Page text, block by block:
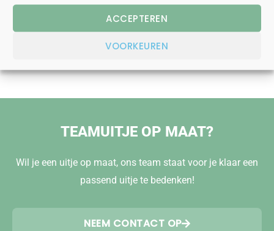
ACCEPTEREN
VOORKEUREN
LIEVER BELLEN?
071 - 76 000 45
TEAMUITJE OP MAAT?
Wil je een uitje op maat, ons team staat voor je klaar een
passend uitje te bedenken!
NEEM CONTACT OP